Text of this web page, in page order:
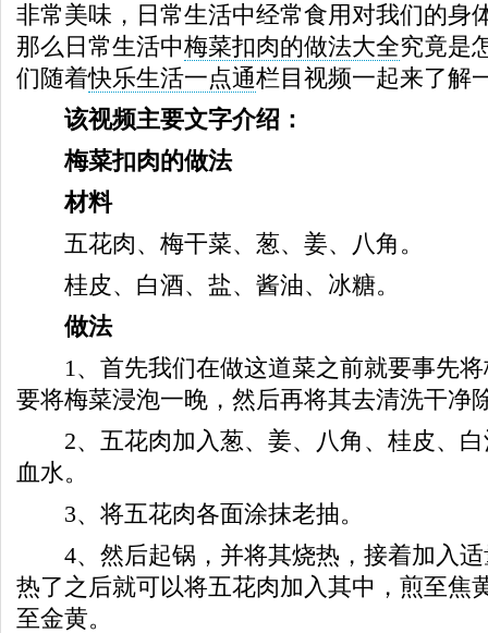
非常美味，日常生活中经常食用对我们的身
那么日常生活中梅菜扣肉的做法大全究竟是
们随着快乐生活一点通栏目视频一起来了解
该视频主要文字介绍：
梅菜扣肉的做法
材料
五花肉、梅干菜、葱、姜、八角。
桂皮、白酒、盐、酱油、冰糖。
做法
1、首先我们在做这道菜之前就要事先将
要将梅菜浸泡一晚，然后再将其去清洗干净
2、五花肉加入葱、姜、八角、桂皮、白
血水。
3、将五花肉各面涂抹老抽。
4、然后起锅，并将其烧热，接着加入适
热了之后就可以将五花肉加入其中，煎至焦
至金黄。